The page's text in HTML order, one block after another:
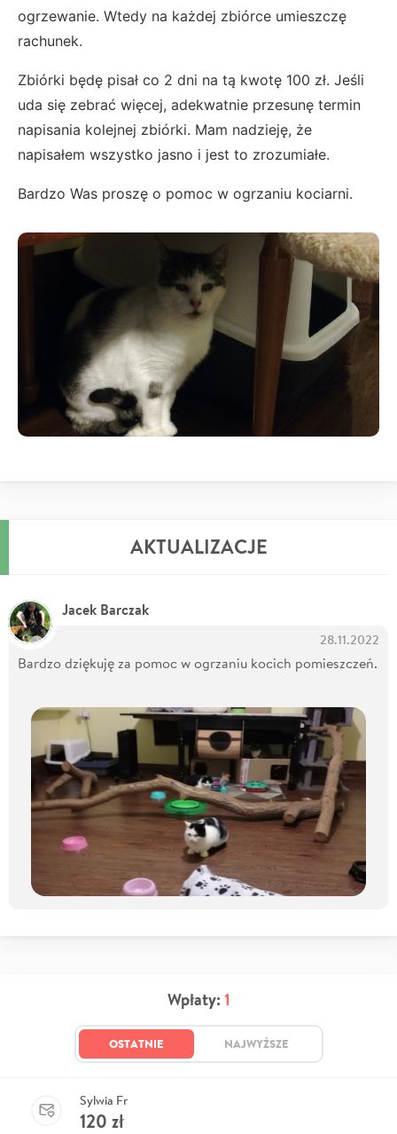
ogrzewanie. Wtedy na każdej zbiórce umieszczę
rachunek.
Zbiórki będę pisał co 2 dni na tą kwotę 100 zł. Jeśli
uda się zebrać więcej, adekwatnie przesunę termin
napisania kolejnej zbiórki. Mam nadzieję, że
napisałem wszystko jasno i jest to zrozumiałe.
Bardzo Was proszę o pomoc w ogrzaniu kociarni.
AKTUALIZACJE
Jacek Barczak
28.11.2022
Bardzo dziękuję za pomoc w ogrzaniu kocich pomieszczeń.
Wpłaty: 1
OSTATNIE NAJWYŻSZE
Sylwia Fr
120 zł